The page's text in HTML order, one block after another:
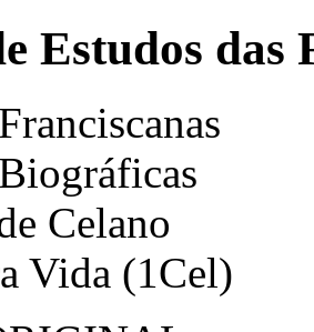
Estudos das
Celano
Vida (1Cel)